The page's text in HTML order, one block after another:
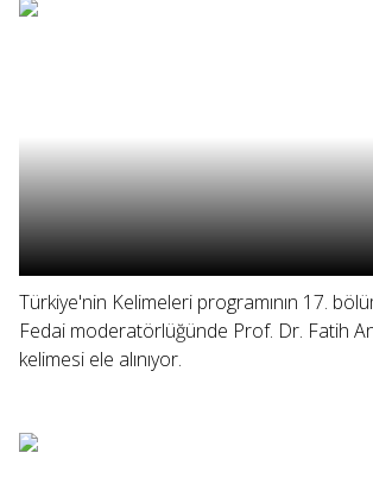
Türkiye'nin Kelimeleri programının 17.
Fedai moderatörlüğünde Prof. Dr. Fatih
kelimesi ele alınıyor.